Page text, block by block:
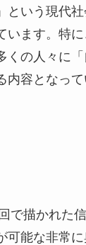
という現代
います。特
くの人々に
内容となって
で描かれた
可能な非常